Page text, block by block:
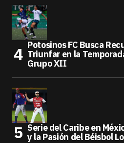
Potosinos FC Busca
Triunfar en la
Grupo XII
Serie del Caribe en
y la Pasión del Béisbol